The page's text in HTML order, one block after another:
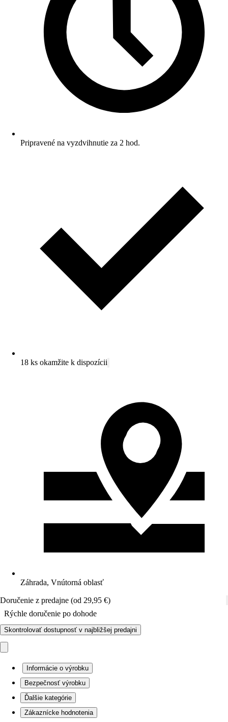
Pripravené na vyzdvihnutie za 2 hod.
18 ks okamžite k dispozícii
Záhrada, Vnútorná oblasť
Doručenie z predajne (od 29,95 €)
Rýchle doručenie po dohode
Skontrolovať dostupnosť v najbližšej predajni
Informácie o výrobku
Bezpečnosť výrobku
Ďalšie kategórie
Zákaznícke hodnotenia